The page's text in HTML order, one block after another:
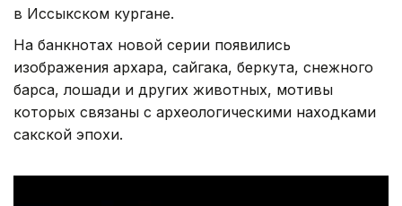
в Иссыкском кургане.
На банкнотах новой серии появились
изображения архара, сайгака, беркута, снежного
барса, лошади и других животных, мотивы
которых связаны с археологическими находками
сакской эпохи.